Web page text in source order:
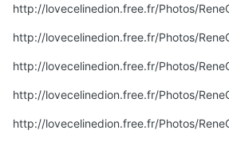
http://lovecelinedion.free.fr/Photos/
http://lovecelinedion.free.fr/Photos/
http://lovecelinedion.free.fr/Photos/
http://lovecelinedion.free.fr/Photos/
http://lovecelinedion.free.fr/Photos/